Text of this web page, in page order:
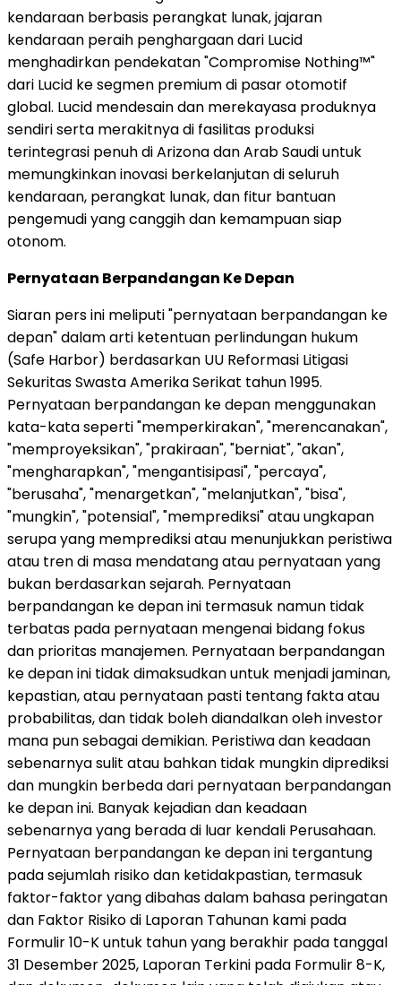
kendaraan berbasis perangkat lunak, jajaran
kendaraan peraih penghargaan dari Lucid
menghadirkan pendekatan "Compromise Nothing™"
dari Lucid ke segmen premium di pasar otomotif
global. Lucid mendesain dan merekayasa produknya
sendiri serta merakitnya di fasilitas produksi
terintegrasi penuh di Arizona dan Arab Saudi untuk
memungkinkan inovasi berkelanjutan di seluruh
kendaraan, perangkat lunak, dan fitur bantuan
pengemudi yang canggih dan kemampuan siap
otonom.
Pernyataan Berpandangan Ke Depan
Siaran pers ini meliputi "pernyataan berpandangan ke
depan" dalam arti ketentuan perlindungan hukum
(Safe Harbor) berdasarkan UU Reformasi Litigasi
Sekuritas Swasta Amerika Serikat tahun 1995.
Pernyataan berpandangan ke depan menggunakan
kata-kata seperti "memperkirakan", "merencanakan",
"memproyeksikan", "prakiraan", "berniat", "akan",
"mengharapkan", "mengantisipasi", "percaya",
"berusaha", "menargetkan", "melanjutkan", "bisa",
"mungkin", "potensial", "memprediksi" atau ungkapan
serupa yang memprediksi atau menunjukkan peristiwa
atau tren di masa mendatang atau pernyataan yang
bukan berdasarkan sejarah. Pernyataan
berpandangan ke depan ini termasuk namun tidak
terbatas pada pernyataan mengenai bidang fokus
dan prioritas manajemen. Pernyataan berpandangan
ke depan ini tidak dimaksudkan untuk menjadi jaminan,
kepastian, atau pernyataan pasti tentang fakta atau
probabilitas, dan tidak boleh diandalkan oleh investor
mana pun sebagai demikian. Peristiwa dan keadaan
sebenarnya sulit atau bahkan tidak mungkin diprediksi
dan mungkin berbeda dari pernyataan berpandangan
ke depan ini. Banyak kejadian dan keadaan
sebenarnya yang berada di luar kendali Perusahaan.
Pernyataan berpandangan ke depan ini tergantung
pada sejumlah risiko dan ketidakpastian, termasuk
faktor-faktor yang dibahas dalam bahasa peringatan
dan Faktor Risiko di Laporan Tahunan kami pada
Formulir 10-K untuk tahun yang berakhir pada tanggal
31 Desember 2025, Laporan Terkini pada Formulir 8-K,